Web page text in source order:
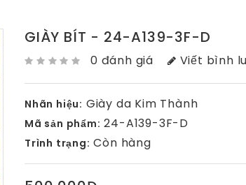
GIÀY BÍT - 24-A139-3F-D
0 đánh giá Viết bình
Nhãn hiệu: Giày da Kim Thành
Mã sản phẩm: 24-A139-3F-D
Trình trạng: Còn hàng